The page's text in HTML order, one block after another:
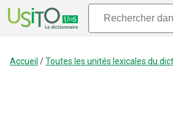
Accueil /Toutes les unités lexicales du